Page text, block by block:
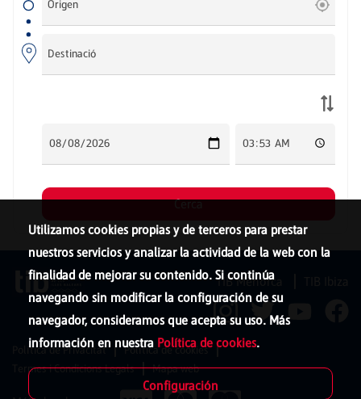
Utilizamos cookies propias y de terceros para prestar
nuestros servicios y analizar la actividad de la web con la
finalidad de mejorar su contenido. Si continúa
navegando sin modificar la configuración de su
navegador, consideramos que acepta su uso. Más
información en nuestra Política de cookies.
Configuración
TIB Menorca
Política de Privacitat
Política de cookies
Termes i Condicions Legals
Mapa web